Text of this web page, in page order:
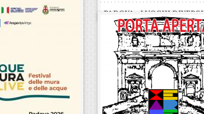
PADOVA - LUOGHI DIVERSI